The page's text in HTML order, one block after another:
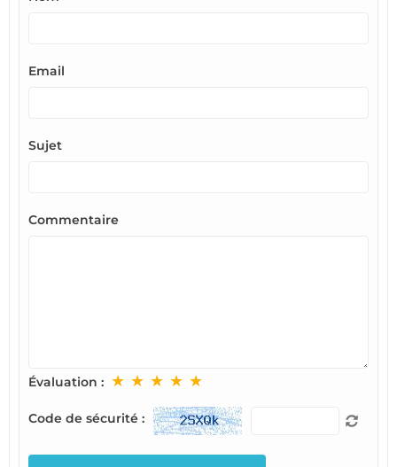
Email
Sujet
Commentaire
Évaluation : ★ ★ ★ ★ ★
Code de sécurité :